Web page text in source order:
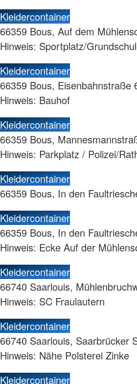
Kleidercontainer
66359 Bous, Auf dem
Hinweis: Sportplatz/
Kleidercontainer
66359 Bous, Eisenbahnstraße
Hinweis: Bauhof
Kleidercontainer
66359 Bous,
Hinweis: Parkplatz / Polizei/
Kleidercontainer
66359 Bous, In den
Kleidercontainer
66359 Bous, In den
Hinweis: Ecke Auf der
Kleidercontainer
66740 Saarlouis,
Hinweis: SC Fraulautern
Kleidercontainer
66740 Saarlouis, Saarbrücker
Hinweis: Nähe Polsterei Zinke
Kleidercontainer